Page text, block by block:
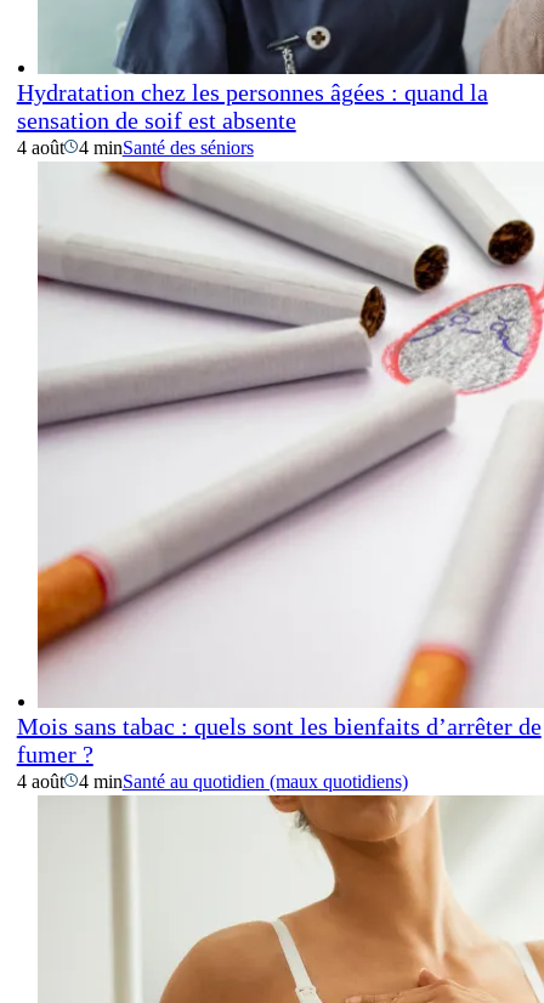
Hydratation chez les personnes âgées : quand la
sensation de soif est absente
4 août 4 minSanté des séniors
Mois sans tabac : quels sont les bienfaits d’arrêter de
fumer ?
4 août 4 minSanté au quotidien (maux quotidiens)